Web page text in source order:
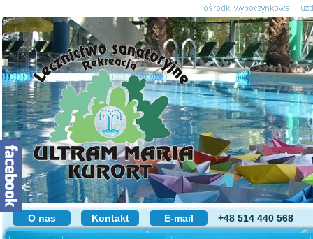
O nas Kontakt E-mail +48 514 440 568